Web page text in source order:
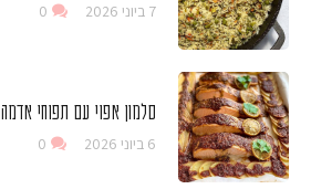
7 ביוני 2026 0
סלמון אפוי עם תפוחי אדמה
6 ביוני 2026 0